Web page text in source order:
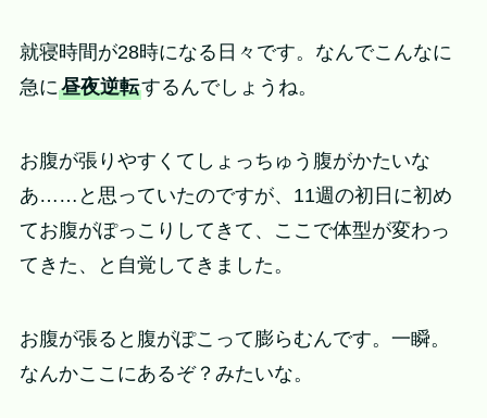
就寝時間が28時になる日々です。なんでこんなに
急に昼夜逆転するんでしょうね。
お腹が張りやすくてしょっちゅう腹がかたいな
あ……と思っていたのですが、11週の初日に初め
てお腹がぽっこりしてきて、ここで体型が変わっ
てきた、と自覚してきました。
お腹が張ると腹がぽこって膨らむんです。一瞬。
なんかここにあるぞ？みたいな。